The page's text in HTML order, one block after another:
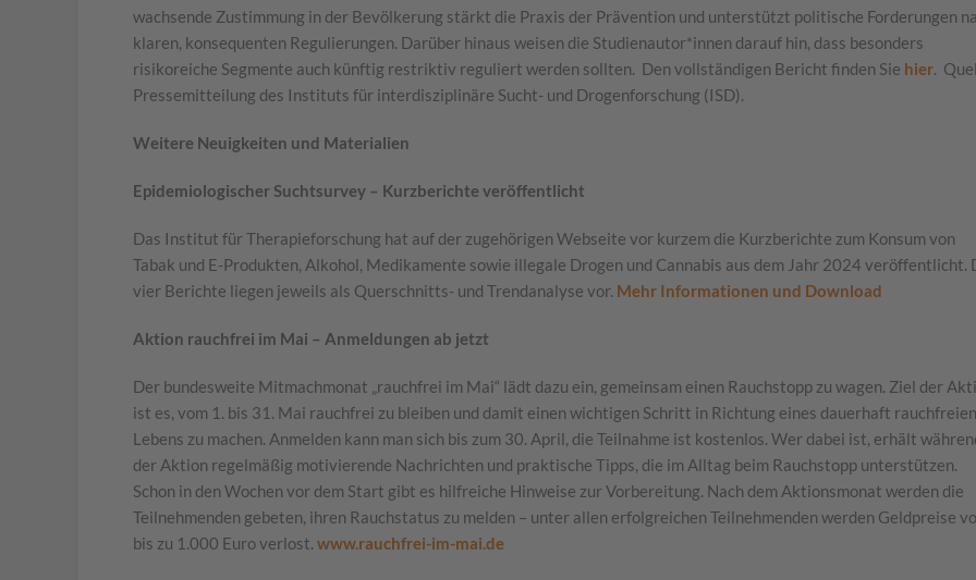
wachsende Zustimmung in der Bevölkerung stärkt die Praxis der Prävention und unterstützt politische Forderungen
klaren, konsequenten Regulierungen. Darüber hinaus weisen die Studienautor*innen darauf hin, dass besonders
risikoreiche Segmente auch künftig restriktiv reguliert werden sollten. Den vollständigen Bericht finden Sie hier.
Pressemitteilung des Instituts für interdisziplinäre Sucht- und Drogenforschung (ISD).
Weitere Neuigkeiten und Materialien
Epidemiologischer Suchtsurvey – Kurzberichte veröffentlicht
Das Institut für Therapieforschung hat auf der zugehörigen Webseite vor kurzem die Kurzberichte zum Konsum von
Tabak und E-Produkten, Alkohol, Medikamente sowie illegale Drogen und Cannabis aus dem Jahr 2024 veröffentlicht.
vier Berichte liegen jeweils als Querschnitts- und Trendanalyse vor. Mehr Informationen und Download
Aktion rauchfrei im Mai – Anmeldungen ab jetzt
Der bundesweite Mitmachmonat „rauchfrei im Mai“ lädt dazu ein, gemeinsam einen Rauchstopp zu wagen. Ziel der
ist es, vom 1. bis 31. Mai rauchfrei zu bleiben und damit einen wichtigen Schritt in Richtung eines dauerhaft rauchfreien
Lebens zu machen. Anmelden kann man sich bis zum 30. April, die Teilnahme ist kostenlos. Wer dabei ist, erhält
der Aktion regelmäßig motivierende Nachrichten und praktische Tipps, die im Alltag beim Rauchstopp unterstützen.
Schon in den Wochen vor dem Start gibt es hilfreiche Hinweise zur Vorbereitung. Nach dem Aktionsmonat werden die
Teilnehmenden gebeten, ihren Rauchstatus zu melden – unter allen erfolgreichen Teilnehmenden werden Geldpreise
bis zu 1.000 Euro verlost. www.rauchfrei-im-mai.de